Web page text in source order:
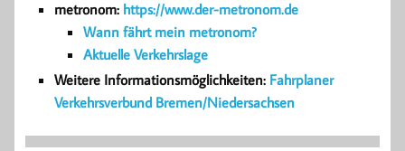
metronom: https://www.der-metronom.de
Wann fährt mein metronom?
Aktuelle Verkehrslage
Weitere Informationsmöglichkeiten: Fahrplaner
Verkehrsverbund Bremen/Niedersachsen